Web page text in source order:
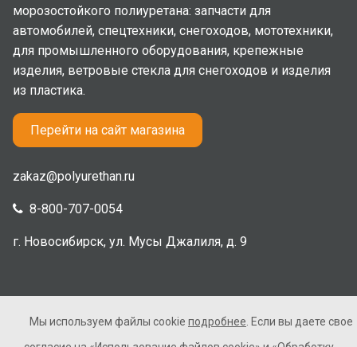
морозостойкого полиуретана: запчасти для
автомобилей, спецтехники, снегоходов, мототехники,
для промышленного оборудования, крепежные
изделия, ветровые стекла для снегоходов и изделия
из пластика.
Перейти на сайт магазина
zakaz@polyurethan.ru
8-800-707-0054
г. Новосибирск, ул. Мусы Джалиля, д. 9
2005-2026 © Полиуретан. Все права защищены. Не
Мы используем файлы cookie подробнее . Если вы даете свое